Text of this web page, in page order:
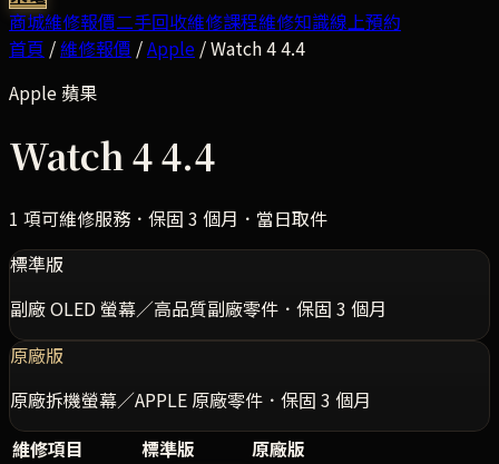
商城維修報價二手回收維修課程維修知識線上預約
首頁 /維修報價 /Apple /Watch 4 4.4
Apple 蘋果
Watch 4 4.4
1 項可維修服務．保固 3 個月．當日取件
標準版
副廠 OLED 螢幕／高品質副廠零件．保固 3 個月
原廠版
原廠拆機螢幕／APPLE 原廠零件．保固 3 個月
維修項目
標準版
原廠版